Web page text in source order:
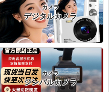
カメラ
デジタルカメラ
カメラ
ジンバルカメラ